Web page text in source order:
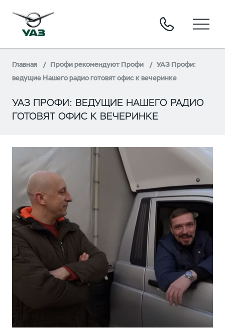
Главная Профи рекомендуют Профи
УАЗ Профи:
ведущие Нашего радио готовят офис к вечеринке
УАЗ ПРОФИ: ВЕДУЩИЕ НАШЕГО РАДИО
ГОТОВЯТ ОФИС К ВЕЧЕРИНКЕ